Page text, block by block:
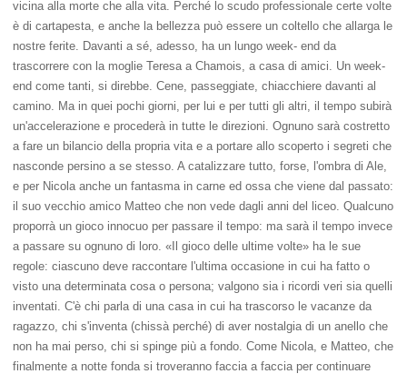
vicina alla morte che alla vita. Perché lo scudo professionale certe volte
è di cartapesta, e anche la bellezza può essere un coltello che allarga le
nostre ferite. Davanti a sé, adesso, ha un lungo week- end da
trascorrere con la moglie Teresa a Chamois, a casa di amici. Un week-
end come tanti, si direbbe. Cene, passeggiate, chiacchiere davanti al
camino. Ma in quei pochi giorni, per lui e per tutti gli altri, il tempo subirà
un'accelerazione e procederà in tutte le direzioni. Ognuno sarà costretto
a fare un bilancio della propria vita e a portare allo scoperto i segreti che
nasconde persino a se stesso. A catalizzare tutto, forse, l'ombra di Ale,
e per Nicola anche un fantasma in carne ed ossa che viene dal passato:
il suo vecchio amico Matteo che non vede dagli anni del liceo. Qualcuno
proporrà un gioco innocuo per passare il tempo: ma sarà il tempo invece
a passare su ognuno di loro. «Il gioco delle ultime volte» ha le sue
regole: ciascuno deve raccontare l'ultima occasione in cui ha fatto o
visto una determinata cosa o persona; valgono sia i ricordi veri sia quelli
inventati. C'è chi parla di una casa in cui ha trascorso le vacanze da
ragazzo, chi s'inventa (chissà perché) di aver nostalgia di un anello che
non ha mai perso, chi si spinge più a fondo. Come Nicola, e Matteo, che
finalmente a notte fonda si troveranno faccia a faccia per continuare